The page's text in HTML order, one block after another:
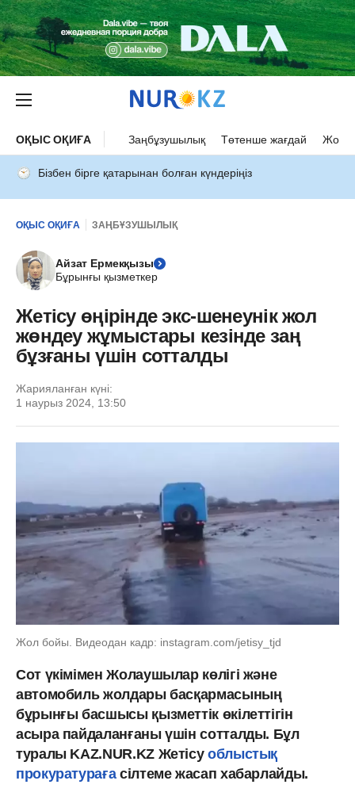
ОҚЫС ОҚИҒА Заңбұзушылық Төтенше жағдай Жол
Бізбен бірге қатарынан болған күндеріңіз
ОҚЫС ОҚИҒА ЗАҢБҰЗУШЫЛЫҚ
Айзат Ермекқызы
Бұрынғы қызметкер
Жетісу өңірінде экс-шенеунік жол
жөндеу жұмыстары кезінде заң
бұзғаны үшін сотталды
Жарияланған күні:
1 наурыз 2024, 13:50
Жол бойы. Видеодан кадр: instagram.com/jetisy_tjd
Сот үкімімен Жолаушылар көлігі және
автомобиль жолдары басқармасының
бұрынғы басшысы қызметтік өкілеттігін
асыра пайдаланғаны үшін сотталды. Бұл
туралы KAZ.NUR.KZ Жетісу облыстық
прокуратурағасілтеме жасап хабарлайды.